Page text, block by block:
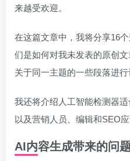
来越受欢迎。
在这篇文章中，我将分享16
们是如何对我未发表的原创
关于同一主题的一些段落进行
我还将介绍人工智能检测器
以及营销人员、编辑和SEO应
AI内容生成带来的问